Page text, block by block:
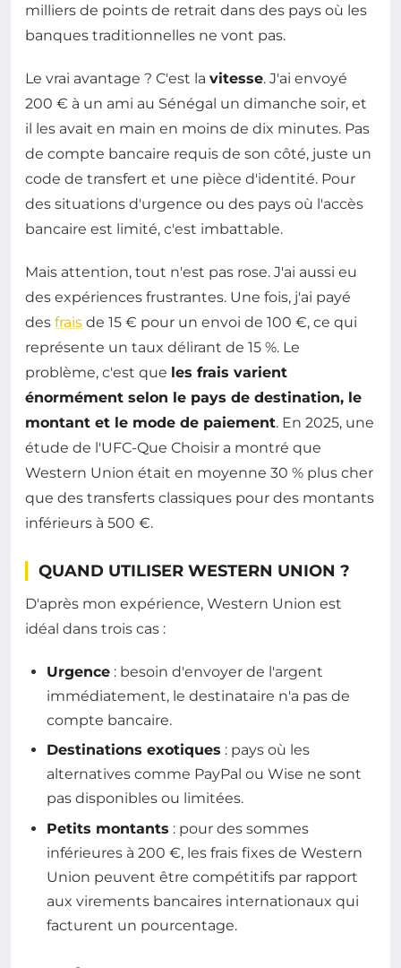
milliers de points de retrait dans des pays où les
banques traditionnelles ne vont pas.
Le vrai avantage ? C'est la vitesse. J'ai envoyé
200 € à un ami au Sénégal un dimanche soir, et
il les avait en main en moins de dix minutes. Pas
de compte bancaire requis de son côté, juste un
code de transfert et une pièce d'identité. Pour
des situations d'urgence ou des pays où l'accès
bancaire est limité, c'est imbattable.
Mais attention, tout n'est pas rose. J'ai aussi eu
des expériences frustrantes. Une fois, j'ai payé
des frais de 15 € pour un envoi de 100 €, ce qui
représente un taux délirant de 15 %. Le
problème, c'est que les frais varient
énormément selon le pays de destination, le
montant et le mode de paiement. En 2025, une
étude de l'UFC-Que Choisir a montré que
Western Union était en moyenne 30 % plus cher
que des transferts classiques pour des montants
inférieurs à 500 €.
QUAND UTILISER WESTERN UNION ?
D'après mon expérience, Western Union est
idéal dans trois cas :
Urgence : besoin d'envoyer de l'argent
immédiatement, le destinataire n'a pas de
compte bancaire.
Destinations exotiques : pays où les
alternatives comme PayPal ou Wise ne sont
pas disponibles ou limitées.
Petits montants : pour des sommes
inférieures à 200 €, les frais fixes de Western
Union peuvent être compétitifs par rapport
aux virements bancaires internationaux qui
facturent un pourcentage.